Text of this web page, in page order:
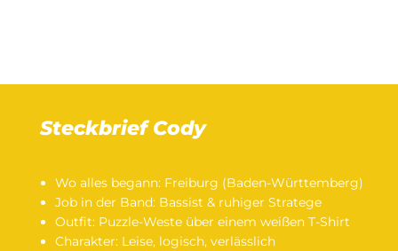
Steckbrief Cody
Wo alles begann: Freiburg (Baden-Württemberg)
Job in der Band: Bassist & ruhiger Stratege
Outfit: Puzzle-Weste über einem weißen T-Shirt
Charakter: Leise, logisch, verlässlich